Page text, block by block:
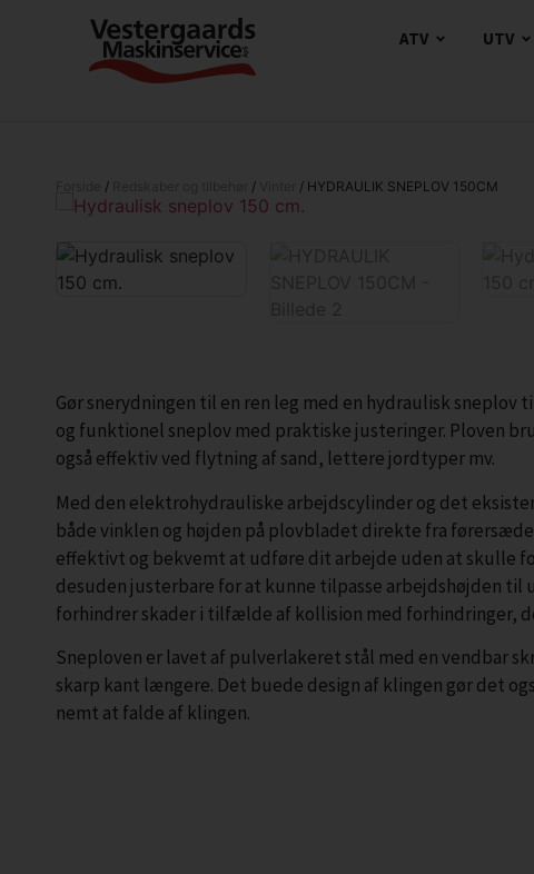
ATV UTV
/ / / HYDRAULIK SNEPLOV 150CM
Gør snerydningen til en ren leg med en hydraulisk sneplov
og funktionel sneplov med praktiske justeringer. Ploven
også effektiv ved flytning af sand, lettere jordtyper mv.
Med den elektrohydrauliske arbejdscylinder og det
både vinklen og højden på plovbladet direkte fra
effektivt og bekvemt at udføre dit arbejde uden at skulle
desuden justerbare for at kunne tilpasse arbejdshøjden
forhindrer skader i tilfælde af kollision med forhindringer,
Sneploven er lavet af pulverlakeret stål med en vendbar
skarp kant længere. Det buede design af klingen gør det
nemt at falde af klingen.